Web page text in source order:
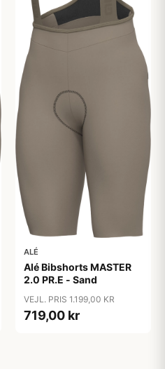
ALÉ
Alé Bibshorts MASTER
2.0 PR.E - Sand
VEJL. PRIS 1.199,00 KR
719,00 kr